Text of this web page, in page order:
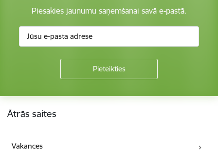
Piesakies jaunumu saņemšanai savā e-pastā.
Kājene
Ātrās saites
Vakances